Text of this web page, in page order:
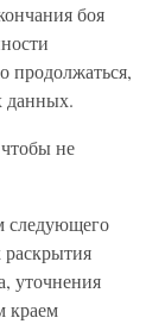
боя
продолжаться,
данных.
не
следующего
раскрытия
уточнения
краем